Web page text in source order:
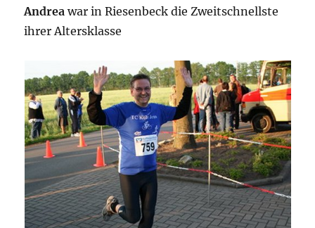
Andrea war in Riesenbeck die Zweitschnellste
ihrer Altersklasse